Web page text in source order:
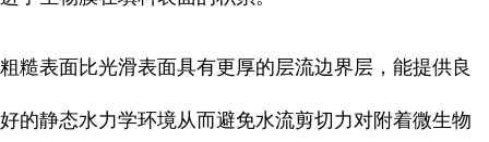
粗糙表面比光滑表面具有更厚的层流边界层，能提供良
好的静态水力学环境从而避免水流剪切力对附着微生物